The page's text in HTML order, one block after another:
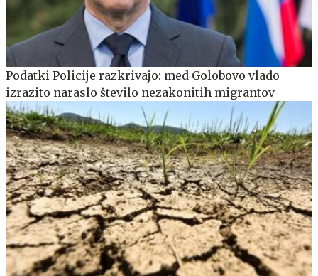
Podatki Policije razkrivajo: med Golobovo vlado
izrazito naraslo število nezakonitih migrantov